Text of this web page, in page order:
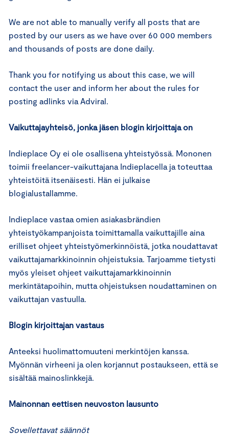
We are not able to manually verify all posts that are
posted by our users as we have over 60 000 members
and thousands of posts are done daily.
Thank you for notifying us about this case, we will
contact the user and inform her about the rules for
posting adlinks via Adviral.
Vaikuttajayhteisö, jonka jäsen blogin kirjoittaja on
Indieplace Oy ei ole osallisena yhteistyössä. Mononen
toimii freelancer-vaikuttajana Indieplacella ja toteuttaa
yhteistöitä itsenäisesti. Hän ei julkaise
blogialustallamme.
Indieplace vastaa omien asiakasbrändien
yhteistyökampanjoista toimittamalla vaikuttajille aina
erilliset ohjeet yhteistyömerkinnöistä, jotka noudattavat
vaikuttajamarkkinoinnin ohjeistuksia. Tarjoamme tietysti
myös yleiset ohjeet vaikuttajamarkkinoinnin
merkintätapoihin, mutta ohjeistuksen noudattaminen on
vaikuttajan vastuulla.
Blogin kirjoittajan vastaus
Anteeksi huolimattomuuteni merkintöjen kanssa.
Myönnän virheeni ja olen korjannut postaukseen, että se
sisältää mainoslinkkejä.
Mainonnan eettisen neuvoston lausunto
Sovellettavat säännöt